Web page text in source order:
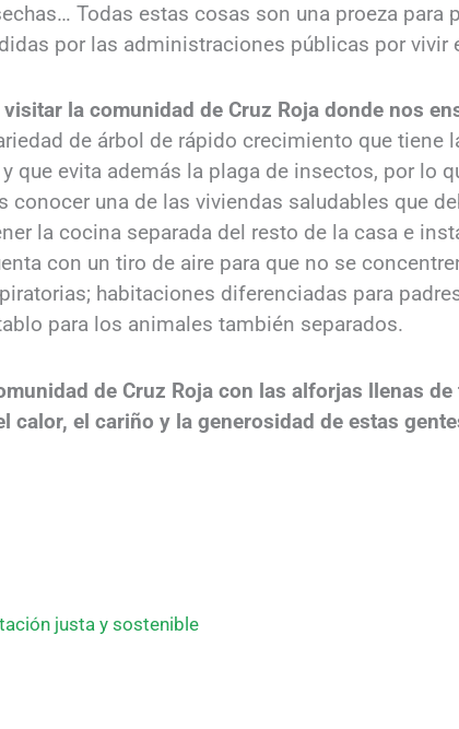
Todas estas cosas son una proeza para
por las administraciones públicas por vivir
la comunidad de Cruz Roja donde nos
de árbol de rápido crecimiento que tiene
que evita además la plaga de insectos, por lo
conocer una de las viviendas saludables que
la cocina separada del resto de la casa e
con un tiro de aire para que no se
habitaciones diferenciadas para
para los animales también separados.
de Cruz Roja con las alforjas llenas
calor, el cariño y la generosidad de estas
justa y sostenible